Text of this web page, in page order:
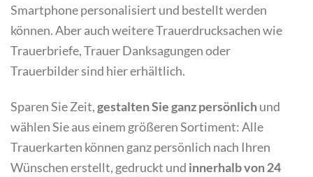
Smartphone personalisiert und bestellt werden
können. Aber auch weitere Trauerdrucksachen wie
Trauerbriefe, Trauer Danksagungen oder
Trauerbilder sind hier erhältlich.
Sparen Sie Zeit,gestalten Sie ganz persönlichund
wählen Sie aus einem größeren Sortiment: Alle
Trauerkarten können ganz persönlich nach Ihren
Wünschen erstellt, gedruckt und innerhalb von 24